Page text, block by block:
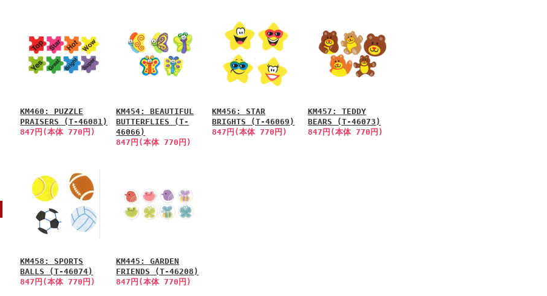
KM460: PUZZLE
PRAISERS (T-46081)
847円(本体 770円)
KM454: BEAUTIFUL
BUTTERFLIES (T-
46066)
847円(本体 770円)
KM456: STAR
BRIGHTS (T-46069)
847円(本体 770円)
KM457: TEDDY
BEARS (T-46073)
847円(本体 770円)
KM458: SPORTS
BALLS (T-46074)
847円(本体 770円)
KM445: GARDEN
FRIENDS (T-46208)
847円(本体 770円)